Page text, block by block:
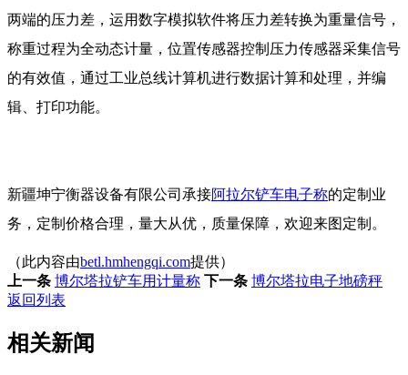
两端的压力差，运用数字模拟软件将压力差转换为重量信号，
称重过程为全动态计量，位置传感器控制压力传感器采集信号
的有效值，通过工业总线计算机进行数据计算和处理，并编
辑、打印功能。
新疆坤宁衡器设备有限公司承接阿拉尔铲车电子称的定制业
务，定制价格合理，量大从优，质量保障，欢迎来图定制。
（此内容由betl.hmhengqi.com提供）
上一条 博尔塔拉铲车用计量称 下一条 博尔塔拉电子地磅秤
返回列表
相关新闻